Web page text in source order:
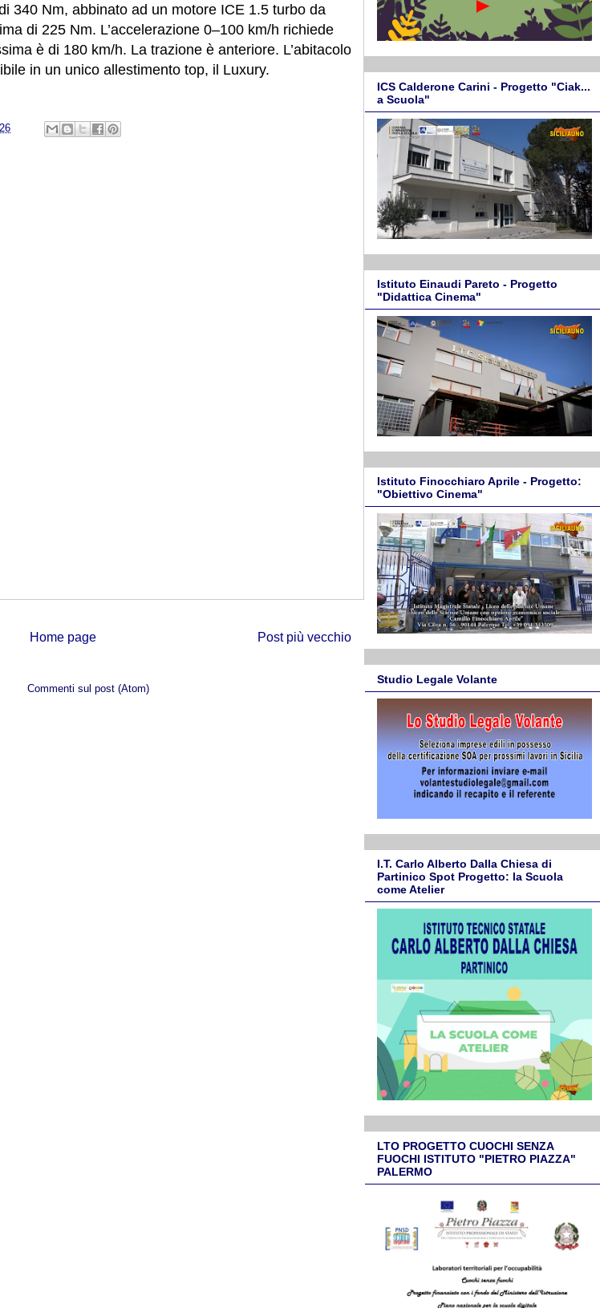
340 Nm, abbinato ad un motore ICE 1.5 turbo da
di 225 Nm. L’accelerazione 0–100 km/h richiede
è di 180 km/h. La trazione è anteriore. L’abitacolo
in un unico allestimento top, il Luxury.
Post più vecchio
Home page
Commenti sul post (Atom)
ICS Calderone Carini - Progetto "Ciak...
a Scuola"
Istituto Einaudi Pareto - Progetto
"Didattica Cinema"
Istituto Finocchiaro Aprile - Progetto:
"Obiettivo Cinema"
Studio Legale Volante
I.T. Carlo Alberto Dalla Chiesa di
Partinico Spot Progetto: la Scuola
come Atelier
LTO PROGETTO CUOCHI SENZA
FUOCHI ISTITUTO "PIETRO PIAZZA"
PALERMO